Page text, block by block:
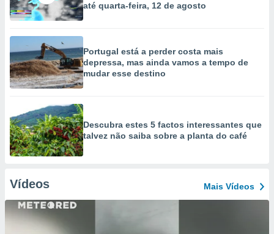
até quarta-feira, 12 de agosto
Portugal está a perder costa mais
depressa, mas ainda vamos a tempo de
mudar esse destino
Descubra estes 5 factos interessantes que
talvez não saiba sobre a planta do café
Vídeos Mais Vídeos